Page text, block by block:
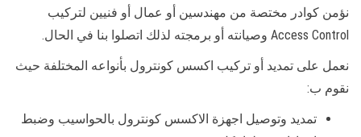
نؤمن كوادر مختصة من مهندسين أو عمال أو فنيين لتركيب
Access Control وصيانته أو برمجته لذلك اتصلوا بنا في الحال.
نعمل على تمديد أو تركيب اكسس كونترول بأنواعه المختلفة حيث
نقوم ب:
تمديد وتوصيل اجهزة الاكسس كونترول بالحواسيب وضبط